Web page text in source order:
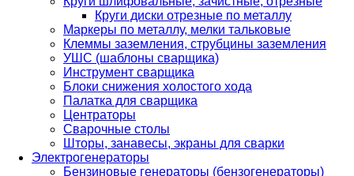
Круги диски отрезные по металлу
Маркеры по металлу, мелки тальковые
Клеммы заземления, струбцины заземления
УШС (шаблоны сварщика)
Инструмент сварщика
Блоки снижения холостого хода
Палатка для сварщика
Центраторы
Сварочные столы
Шторы, занавесы, экраны для сварки
Электрогенераторы
Бензиновые генераторы (бензогенераторы)